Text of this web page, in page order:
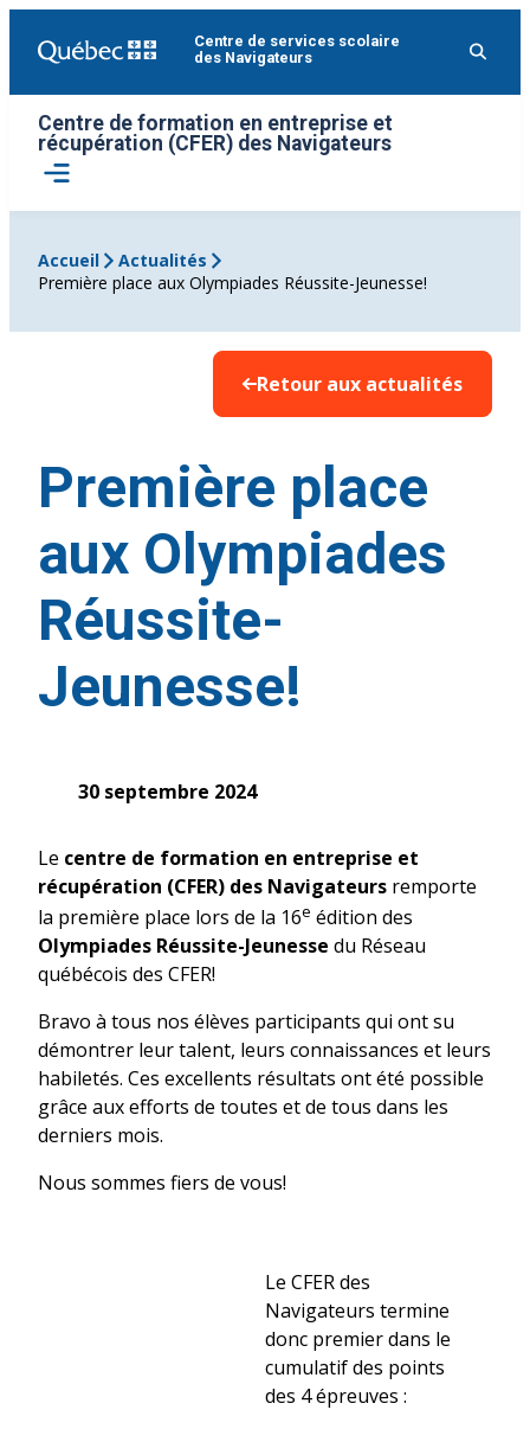
Centre de services scolaire
des Navigateurs
Centre de formation en entreprise et
récupération (CFER) des Navigateurs
Ouvrir
le
menu
Accueil
Actualités
Première place aux Olympiades Réussite-Jeunesse!
Retour aux actualités
Première place
aux Olympiades
Réussite-
Jeunesse!
30 septembre 2024
Le centre de formation en entreprise et
récupération (CFER) des Navigateurs remporte
la première place lors de la 16e édition des
Olympiades Réussite-Jeunesse du Réseau
québécois des CFER!
Bravo à tous nos élèves participants qui ont su
démontrer leur talent, leurs connaissances et leurs
habiletés. Ces excellents résultats ont été possible
grâce aux efforts de toutes et de tous dans les
derniers mois.
Nous sommes fiers de vous!
Le CFER des
Navigateurs termine
donc premier dans le
cumulatif des points
des 4 épreuves :